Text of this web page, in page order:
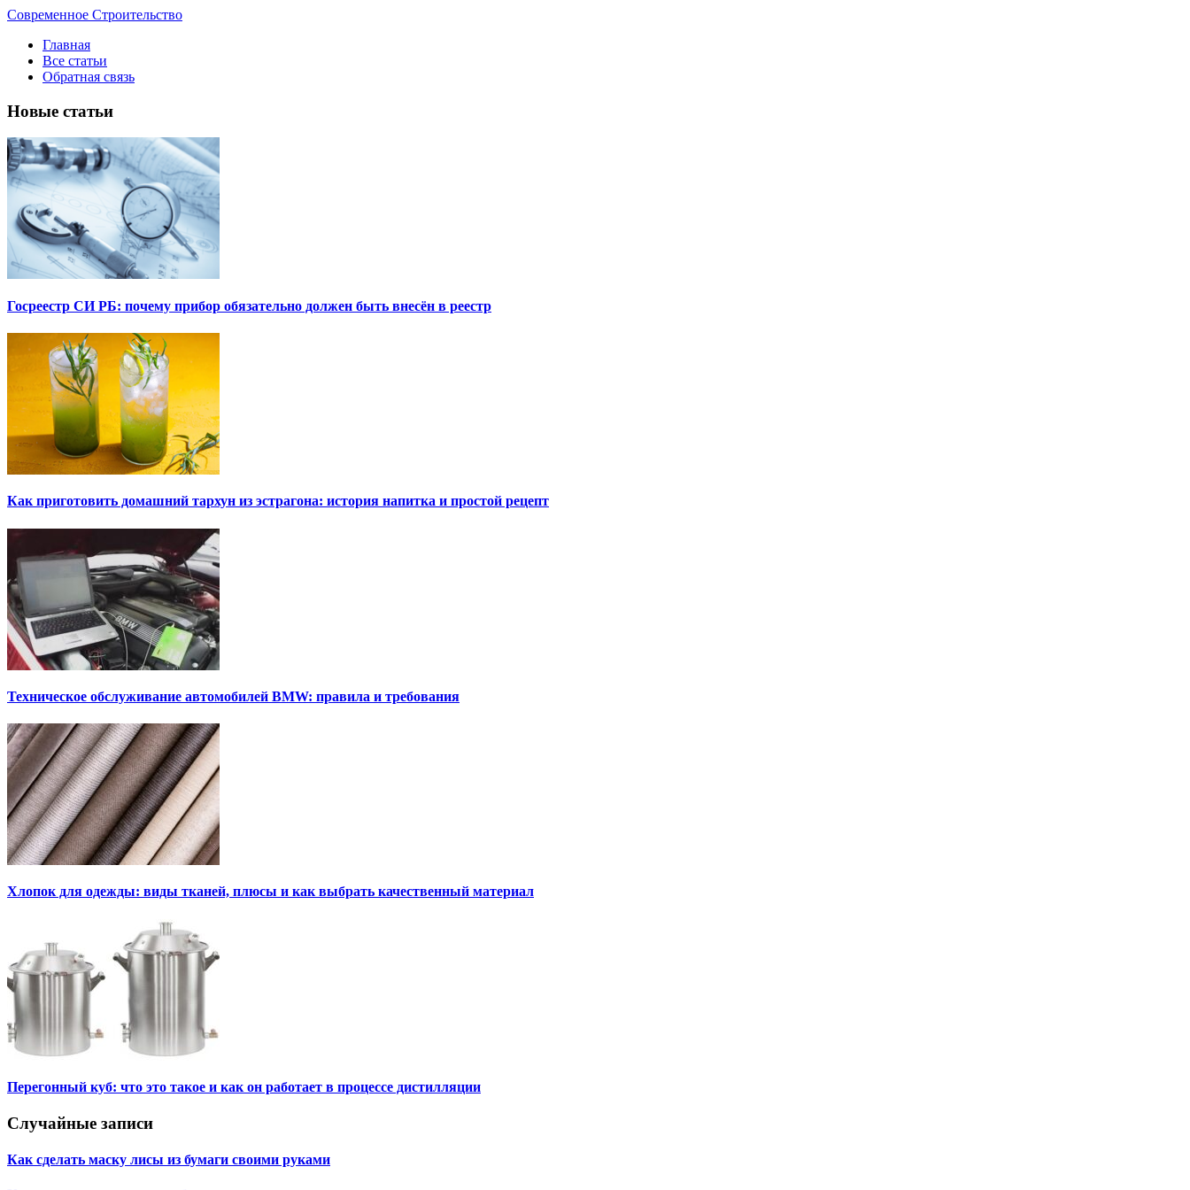
Современное Строительство
Главная
Все статьи
Обратная связь
Новые статьи
Госреестр СИ РБ: почему прибор обязательно должен быть внесён в реестр
Как приготовить домашний тархун из эстрагона: история напитка и простой рецепт
Техническое обслуживание автомобилей BMW: правила и требования
Хлопок для одежды: виды тканей, плюсы и как выбрать качественный материал
Перегонный куб: что это такое и как он работает в процессе дистилляции
Случайные записи
Как сделать маску лисы из бумаги своими руками